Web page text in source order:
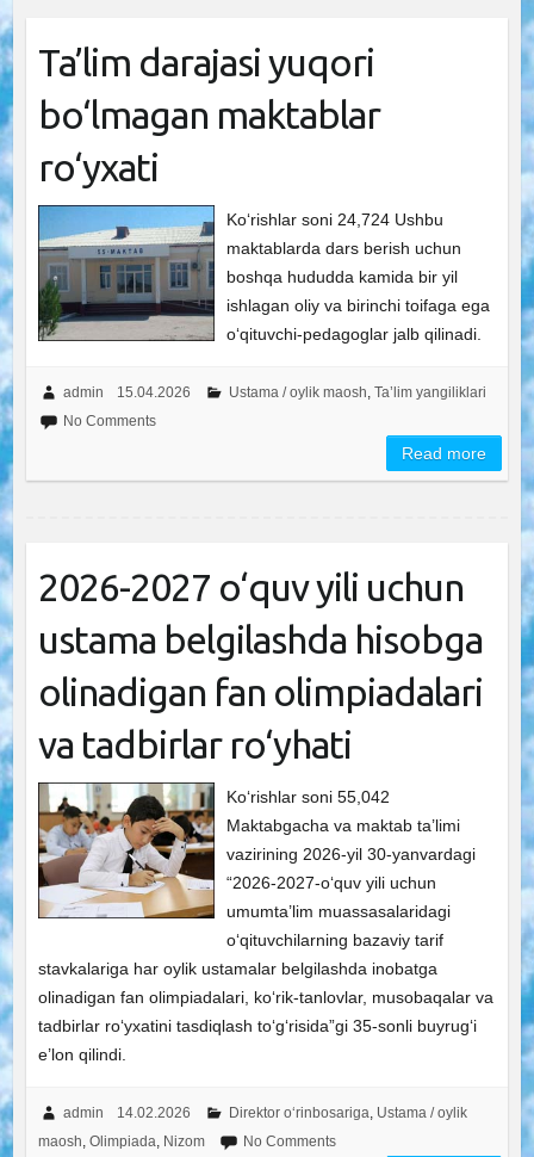
Ta’lim darajasi yuqori
bo‘lmagan maktablar
ro‘yxati
Ko‘rishlar soni 24,724 Ushbu
maktablarda dars berish uchun
boshqa hududda kamida bir yil
ishlagan oliy va birinchi toifaga ega
o‘qituvchi-pedagoglar jalb qilinadi.
admin 15.04.2026 Ustama / oylik maosh, Ta’lim yangiliklari
No Comments
Read more
2026-2027 o‘quv yili uchun
ustama belgilashda hisobga
olinadigan fan olimpiadalari
va tadbirlar ro‘yhati
Ko‘rishlar soni 55,042
Maktabgacha va maktab ta’limi
vazirining 2026-yil 30-yanvardagi
“2026-2027-o‘quv yili uchun
umumta’lim muassasalaridagi
o‘qituvchilarning bazaviy tarif
stavkalariga har oylik ustamalar belgilashda inobatga
olinadigan fan olimpiadalari, ko‘rik-tanlovlar, musobaqalar va
tadbirlar ro‘yxatini tasdiqlash toʻgʻrisida”gi 35-sonli buyrug‘i
e’lon qilindi.
admin 14.02.2026 Direktor o‘rinbosariga, Ustama / oylik
maosh, Olimpiada, Nizom No Comments